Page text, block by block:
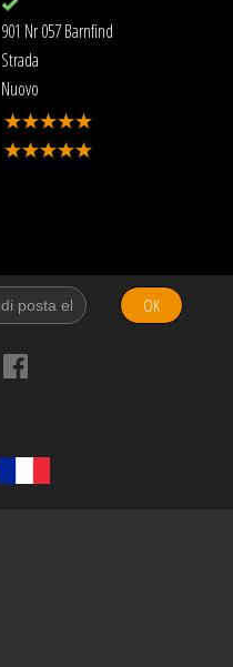
901 Nr 057 Barnfind
Strada
Nuovo
OK